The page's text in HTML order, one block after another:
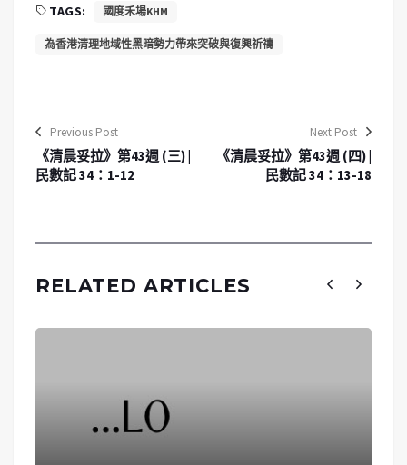
TAGS: 國度禾場KHM
為香港清理地域性黑暗勢力帶來突破與復興祈禱
Previous Post
《清晨妥拉》第43週 (三) |
民數記 34：1-12
Next Post
《清晨妥拉》第43週 (四) |
民數記 34：13-18
RELATED ARTICLES